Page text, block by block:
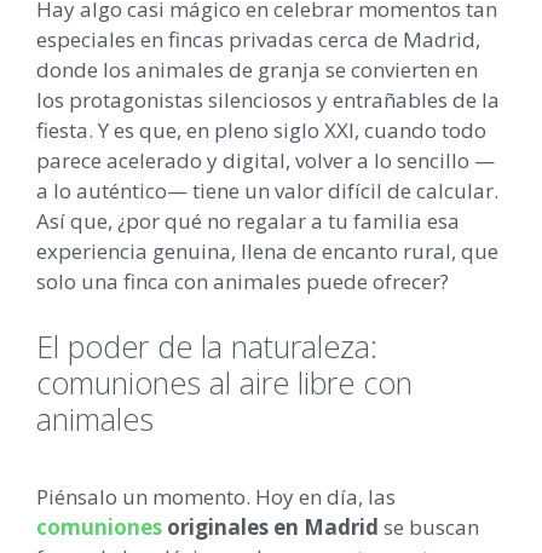
Hay algo casi mágico en celebrar momentos tan
especiales en fincas privadas cerca de Madrid,
donde los animales de granja se convierten en
los protagonistas silenciosos y entrañables de la
fiesta. Y es que, en pleno siglo XXI, cuando todo
parece acelerado y digital, volver a lo sencillo —
a lo auténtico— tiene un valor difícil de calcular.
Así que, ¿por qué no regalar a tu familia esa
experiencia genuina, llena de encanto rural, que
solo una finca con animales puede ofrecer?
El poder de la naturaleza:
comuniones al aire libre con
animales
Piénsalo un momento. Hoy en día, las
comuniones originales en Madrid se buscan